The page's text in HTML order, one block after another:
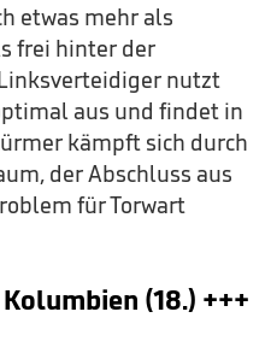
etwas mehr als
frei hinter der
nutzt
aus und findet in
kämpft sich durch
der Abschluss aus
für Torwart
(18.) +++